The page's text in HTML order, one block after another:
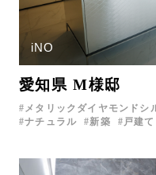
iNO
愛知県 M様邸
メタリックダイヤモンドシ
ナチュラル
新築 戸建て